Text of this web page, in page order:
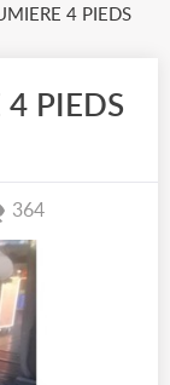
4 PIEDS
4 PIEDS
364